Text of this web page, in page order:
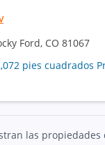
Ford, CO 81067
pies cuadrados
las